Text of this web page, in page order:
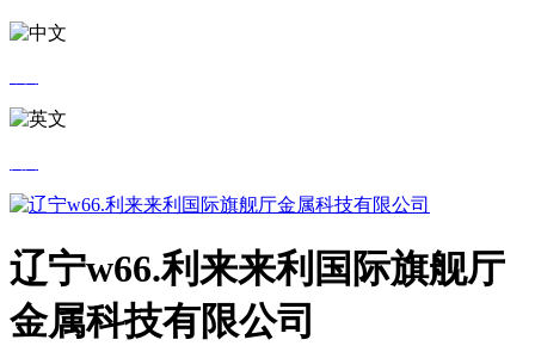
辽宁w66.利来来利国际旗舰厅
金属科技有限公司